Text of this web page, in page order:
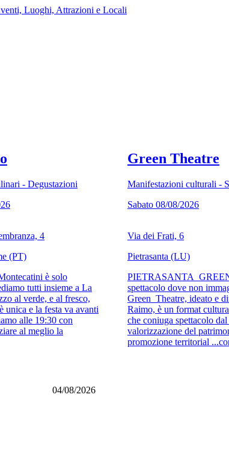
- Degustazioni
4
(PT)
è solo
tutti insieme a La
al verde, e al fresco,
unica e la festa va avanti
alle 19:30 con
al meglio la
04/08/2026
Green Theatre
Manifestazioni culturali -
Sabato 08/08/2026
Via dei Frati, 6
Pietrasanta (LU)
spettacolo dove non
Green_Theatre, ideato e
Raimo, è un format
che coniuga spettacolo
valorizzazione del
promozione territorial